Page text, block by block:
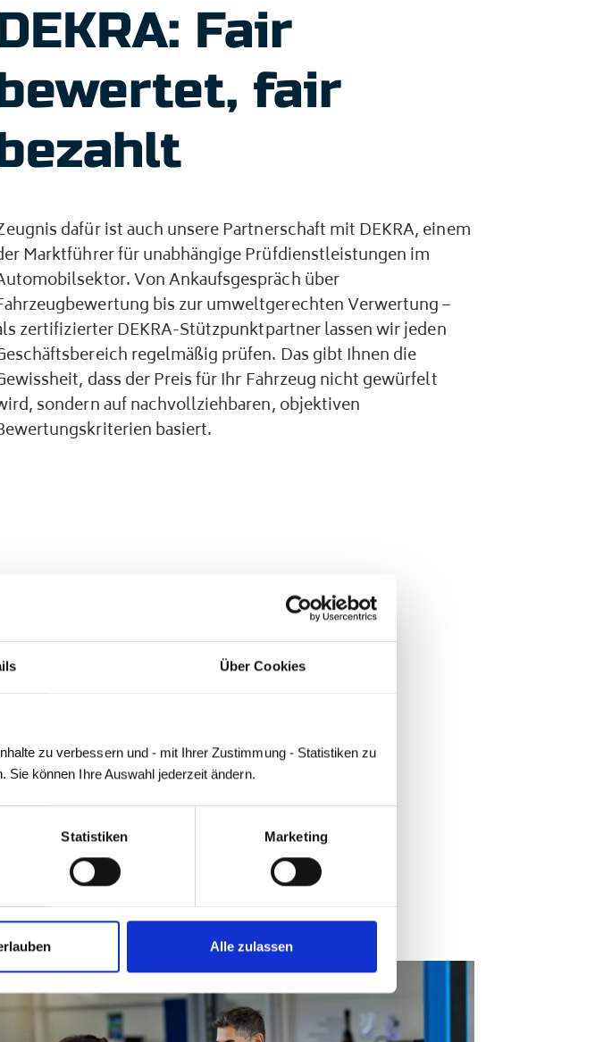
Über Cookies
zu verbessern und - mit Ihrer Zustimmung - Statistiken zu
Sie können Ihre Auswahl jederzeit ändern.
Statistiken Marketing
Alle zulassen
Fair
fair
dafür ist auch unsere Partnerschaft mit DEKRA, einem
Marktführer für unabhängige Prüfdienstleistungen im
Von Ankaufsgespräch über
bis zur umweltgerechten Verwertung –
zertifizierter DEKRA-Stützpunktpartner lassen wir jeden
regelmäßig prüfen. Das gibt Ihnen die
dass der Preis für Ihr Fahrzeug nicht gewürfelt
sondern auf nachvollziehbaren, objektiven
basiert.
richten sich nach
Ort abholen als die Kfz-Papiere? Klar.
wir. Kostenlose Express-